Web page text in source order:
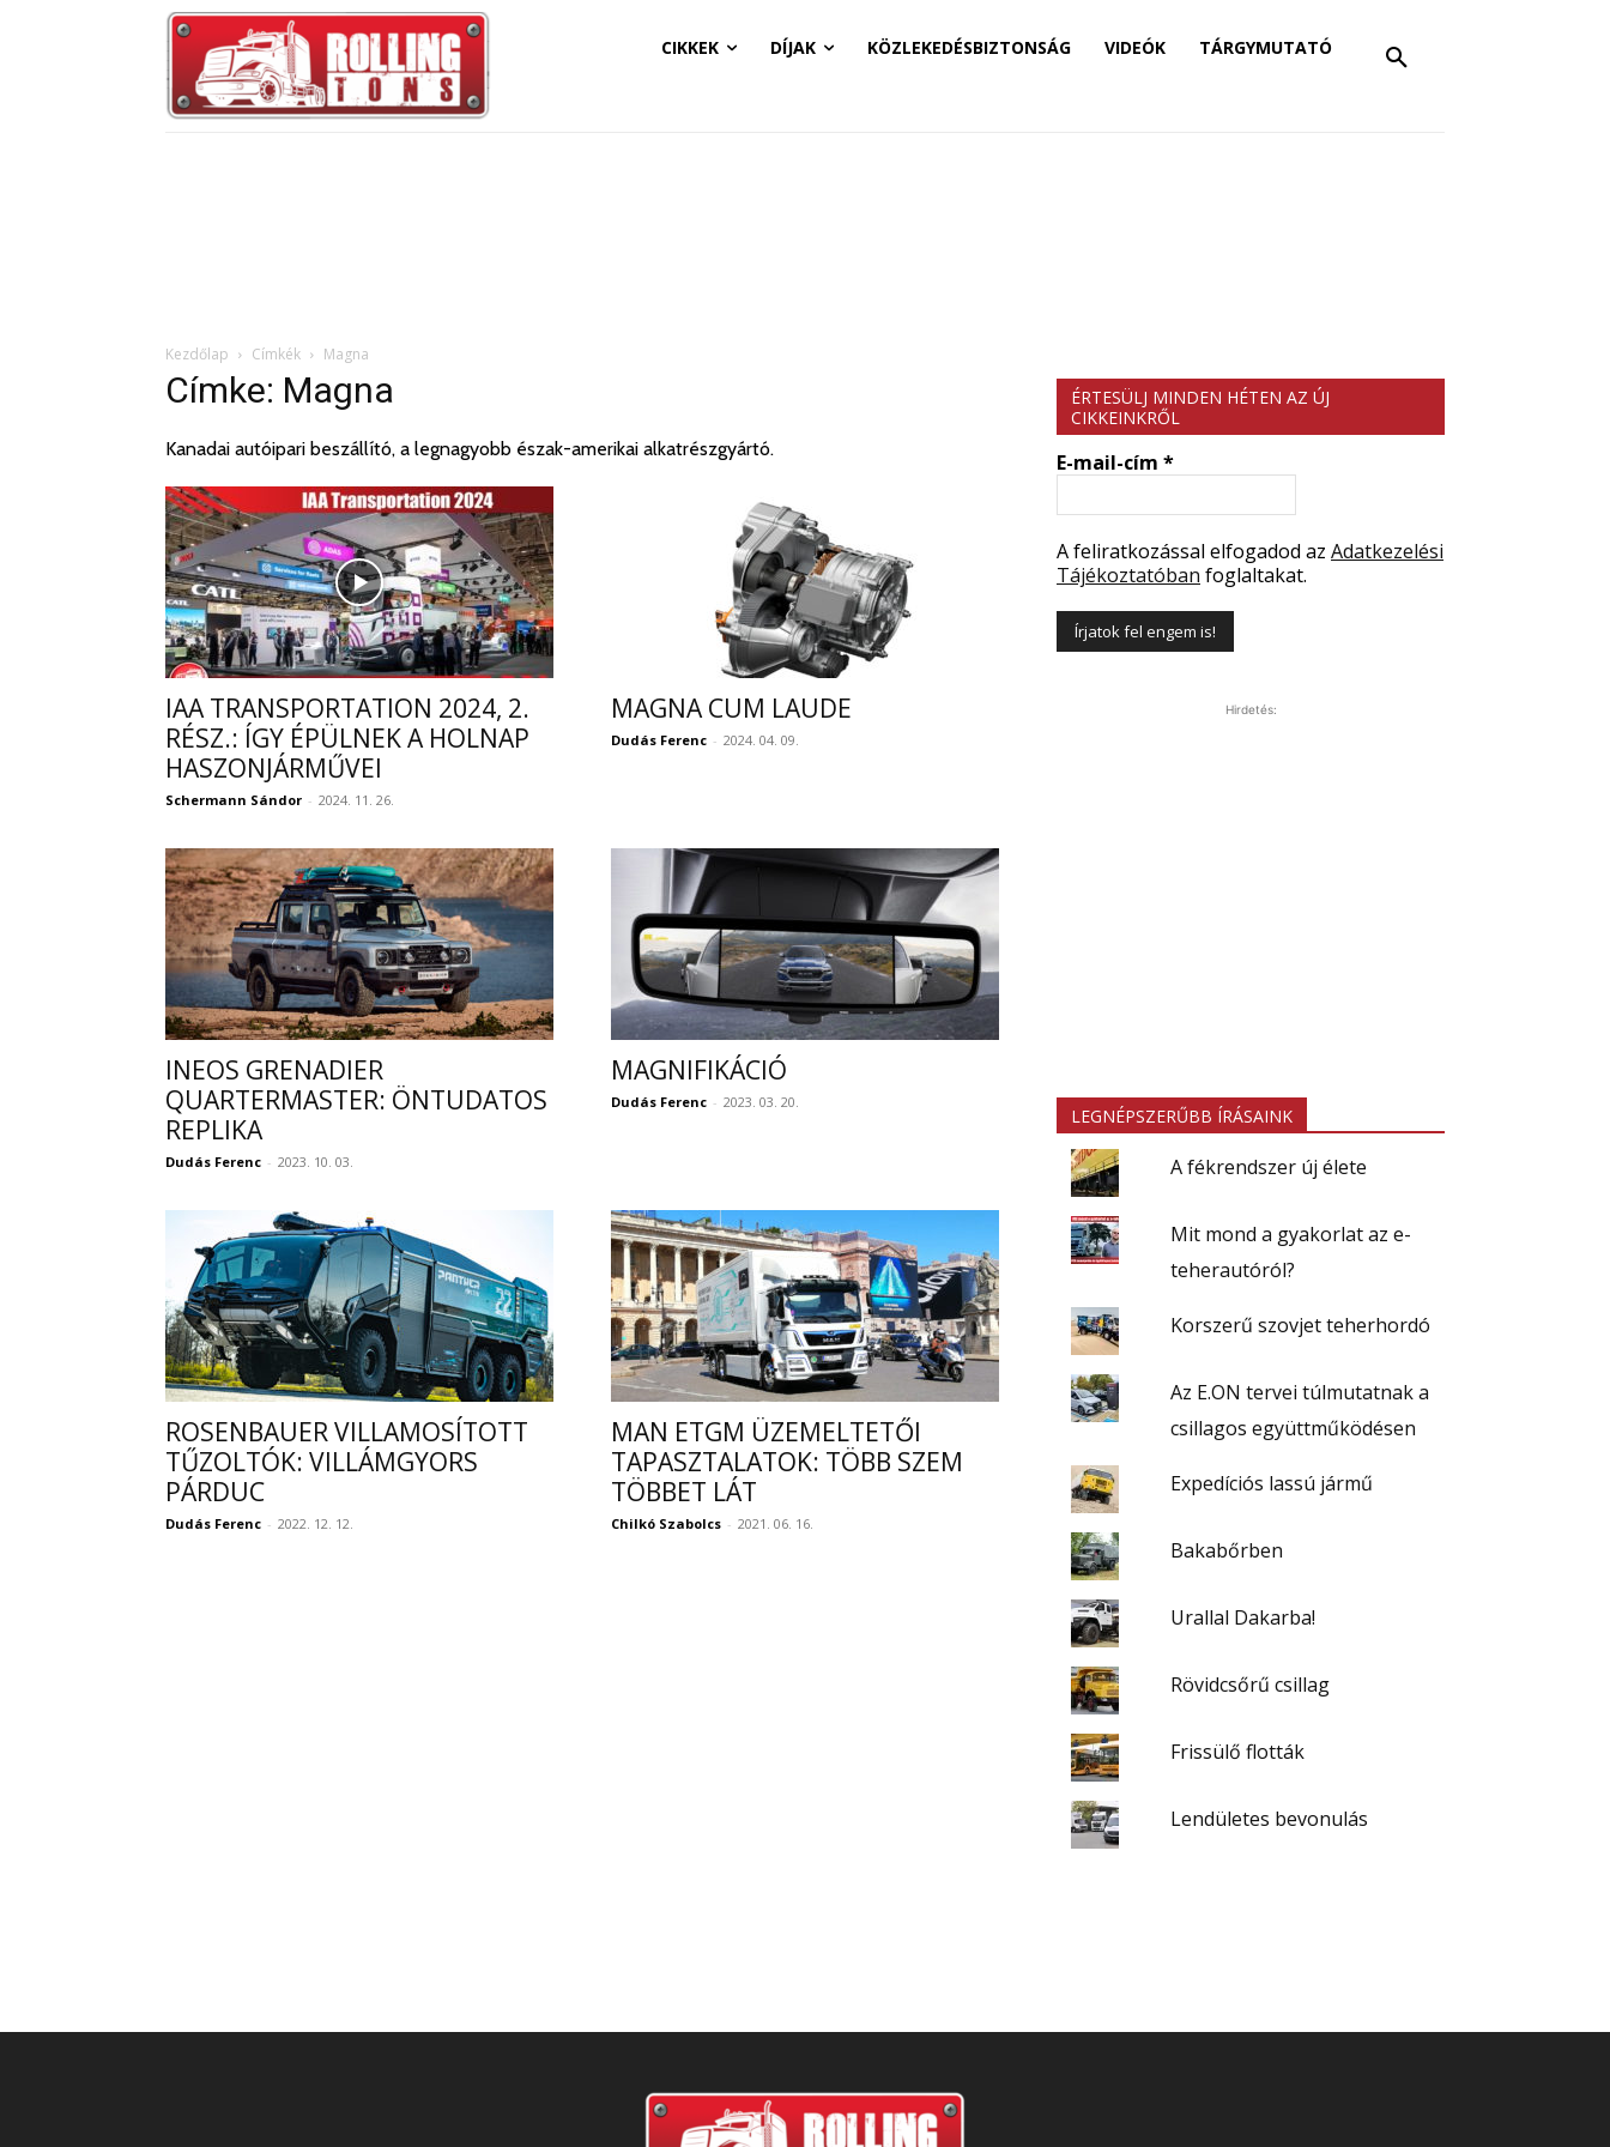
CIKKEK DÍJAK KÖZLEKEDÉSBIZTONSÁG VIDEÓK TÁRGYMUTATÓ
Kezdőlap Címkék Magna
Címke: Magna
Kanadai autóipari beszállító, a legnagyobb észak-amerikai alkatrészgyártó.
IAA TRANSPORTATION 2024, 2.
RÉSZ.: ÍGY ÉPÜLNEK A HOLNAP
HASZONJÁRMŰVEI
Schermann Sándor - 2024. 11. 26.
MAGNA CUM LAUDE
Dudás Ferenc - 2024. 04. 09.
INEOS GRENADIER
QUARTERMASTER: ÖNTUDATOS
REPLIKA
Dudás Ferenc - 2023. 10. 03.
MAGNIFIKÁCIÓ
Dudás Ferenc - 2023. 03. 20.
ROSENBAUER VILLAMOSÍTOTT
TŰZOLTÓK: VILLÁMGYORS
PÁRDUC
Dudás Ferenc - 2022. 12. 12.
MAN ETGM ÜZEMELTETŐI
TAPASZTALATOK: TÖBB SZEM
TÖBBET LÁT
Chilkó Szabolcs - 2021. 06. 16.
ÉRTESÜLJ MINDEN HÉTEN AZ ÚJ
CIKKEINKRŐL
E-mail-cím *
A feliratkozással elfogadod az Adatkezelési
Tájékoztatóban foglaltakat.
Hirdetés:
LEGNÉPSZERŰBB ÍRÁSAINK
A fékrendszer új élete
Mit mond a gyakorlat az e-
teherautóról?
Korszerű szovjet teherhordó
Az E.ON tervei túlmutatnak a
csillagos együttműködésen
Expedíciós lassú jármű
Bakabőrben
Urallal Dakarba!
Rövidcsőrű csillag
Frissülő flották
Lendületes bevonulás